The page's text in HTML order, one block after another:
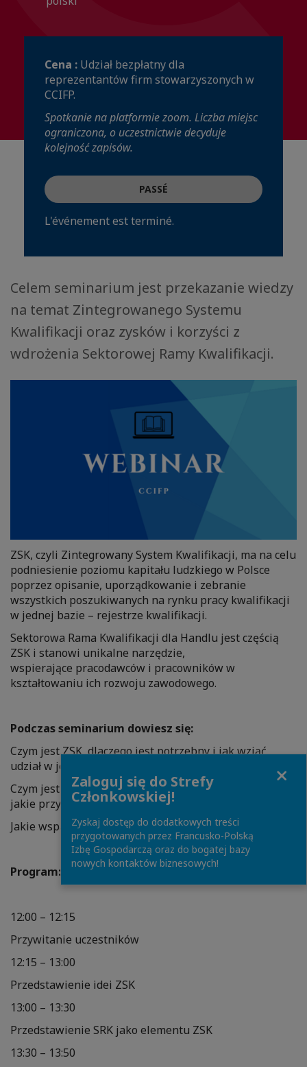
Cena : Udział bezpłatny dla
reprezentantów firm stowarzyszonych w
CCIFP.
Spotkanie na platformie zoom. Liczba miejsc
ograniczona, o uczestnictwie decyduje
kolejność zapisów.
PASSÉ
L'événement est terminé.
Celem seminarium jest przekazanie wiedzy
na temat Zintegrowanego Systemu
Kwalifikacji oraz zysków i korzyści z
wdrożenia Sektorowej Ramy Kwalifikacji.
ZSK, czyli Zintegrowany System Kwalifikacji, ma na celu
podniesienie poziomu kapitału ludzkiego w Polsce
poprzez opisanie, uporządkowanie i zebranie
wszystkich poszukiwanych na rynku pracy kwalifikacji
w jednej bazie – rejestrze kwalifikacji.
Sektorowa Rama Kwalifikacji dla Handlu jest częścią
ZSK i stanowi unikalne narzędzie,
wspierające pracodawców i pracowników w
kształtowaniu ich rozwoju zawodowego.
Podczas seminarium dowiesz się:
Czym jest ZSK, dlaczego jest potrzebny i jak wziąć
udział w jego tworzeniu?
Czym jest Sektorowa Rama Kwalifikacji dla Handlu i
jakie przynosi zyski dla firm?
Jakie wsparcie od nas otrzymasz?
Program:
12:00 – 12:15
Przywitanie uczestników
12:15 – 13:00
Przedstawienie idei ZSK
13:00 – 13:30
Przedstawienie SRK jako elementu ZSK
13:30 – 13:50
Zaloguj się do Strefy
Członkowskiej!
Zyskaj dostęp do dodatkowych treści
przygotowanych przez Francusko-Polską
Izbę Gospodarczą oraz do bogatej bazy
nowych kontaktów biznesowych!